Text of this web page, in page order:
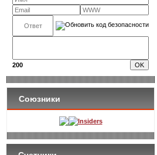
200
Союзники
Insiders